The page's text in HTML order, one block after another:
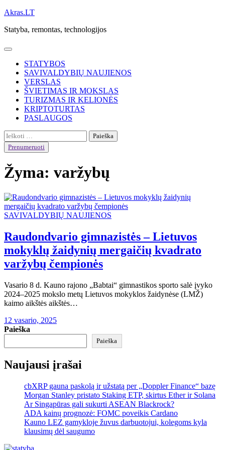
Skip
content
Akras.LT
Statyba, remontas, technologijos
STATYBOS
SAVIVALDYBIŲ NAUJIENOS
VERSLAS
ŠVIETIMAS IR MOKSLAS
TURIZMAS IR KELIONĖS
KRIPTOTURTAS
PASLAUGOS
Ieškoti:
Prenumeruoti
Žyma: varžybų
SAVIVALDYBIŲ NAUJIENOS
Raudondvario gimnazistės – Lietuvos
mokyklų žaidynių mergaičių kvadrato
varžybų čempionės
Vasario 8 d. Kauno rajono „Babtai“ gimnastikos sporto salė įvyko
2024–2025 mokslo metų Lietuvos mokyklos žaidynėse (LMŽ)
kaimo aikštės aikštės…
12 vasario, 2025
Paieška
Paieška
Naujausi įrašai
cbXRP gauna paskolą ir užstatą per „Doppler Finance“ bazę
Morgan Stanley pristato Staking ETP, skirtus Ether ir Solana
Ar Singapūras gali sukurti ASEAN Blackrock?
ADA kainų prognozė: FOMC poveikis Cardano
Kauno LEZ gamykloje žuvus darbuotojui, kolegoms kyla
klausimų dėl saugumo